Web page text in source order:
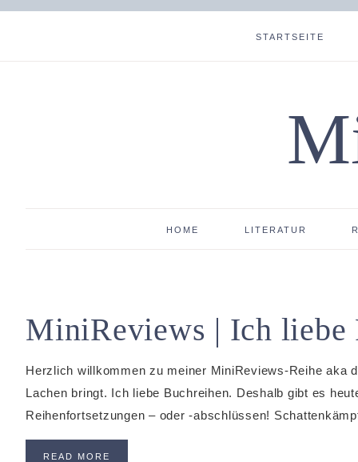
STARTSEITE
HOME LITERATUR
MiniReviews | Ich liebe
Herzlich willkommen zu meiner MiniReviews-Reihe aka
Lachen bringt. Ich liebe Buchreihen. Deshalb gibt es
Reihenfortsetzungen – oder -abschlüssen!
READ MORE